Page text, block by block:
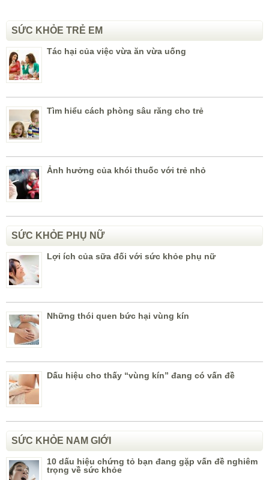
SỨC KHỎE TRẺ EM
Tác hại của việc vừa ăn vừa uống
Tìm hiểu cách phòng sâu răng cho trẻ
Ảnh hưởng của khói thuốc với trẻ nhỏ
SỨC KHỎE PHỤ NỮ
Lợi ích của sữa đối với sức khỏe phụ nữ
Những thói quen bức hại vùng kín
Dấu hiệu cho thấy “vùng kín” đang có vấn đề
SỨC KHỎE NAM GIỚI
10 dấu hiệu chứng tỏ bạn đang gặp vấn đề nghiêm
trọng về sức khỏe